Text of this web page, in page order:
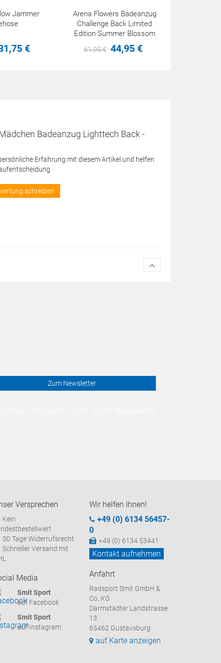
Jammer
75 €
Arena Flowers Badeanzug
Challenge Back Limited
Edition Summer Blossom
61,95€ 44,95 €
Badeanzug Lighttech Back -
Erfahrung mit diesem Artikel und helfen
schreiben
Zum Newsletter
Versprechen
Kein
30 Tage Widerrufsrecht
Schneller Versand mit
Media
Smit Sport
auf Facebook
Smit Sport
auf Instagram
Wir helfen Ihnen!
+49 (0) 6134 56457-
0
+49 (0) 6134 53441
Kontakt aufnehmen
Anfahrt
Radsport Smit GmbH &
Co. KG
Darmstädter Landstrasse
13
65462 Gustavsburg
auf Karte anzeigen